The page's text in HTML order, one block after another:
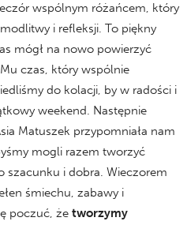
wspólnym różańcem, który
i refleksji. To piękny
mógł na nowo powierzyć
czas, który wspólnie
do kolacji, by w radości i
weekend. Następnie
Matuszek przypomniała nam
mogli razem tworzyć
szacunku i dobra. Wieczorem
śmiechu, zabawy i
poczuć, że tworzymy